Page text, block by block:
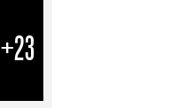
+23